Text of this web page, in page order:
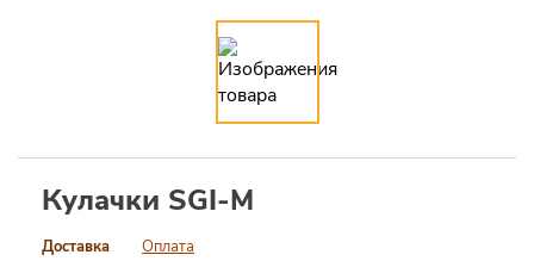
Кулачки SGI-M
Доставка Оплата